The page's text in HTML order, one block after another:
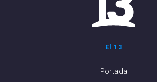
El 13
Portada